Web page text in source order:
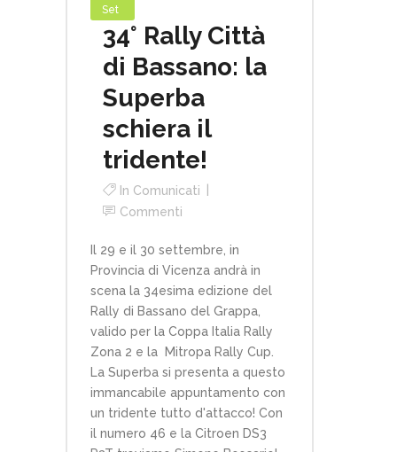
Set
34° Rally Città
di Bassano: la
Superba
schiera il
tridente!
In Comunicati
Commenti
Il 29 e il 30 settembre, in
Provincia di Vicenza andrà in
scena la 34esima edizione del
Rally di Bassano del Grappa,
valido per la Coppa Italia Rally
Zona 2 e la Mitropa Rally Cup.
La Superba si presenta a questo
immancabile appuntamento con
un tridente tutto d'attacco! Con
il numero 46 e la Citroen DS3